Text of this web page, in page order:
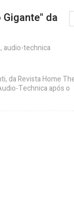
Gigante" da
, audio-technica
da Revista Home
Technica após o